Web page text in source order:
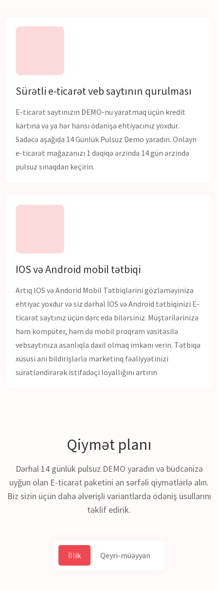
Sürətli e-ticarət veb saytının qurulması
E-ticarət saytınızın DEMO-nu yaratmaq üçün kredit
kartına və ya hər hansı ödənişə ehtiyacınız yoxdur.
Sadəcə aşağıda 14 Günlük Pulsuz Demo yaradın. Onlayn
e-ticarət mağazanızı 1 dəqiqə ərzində 14 gün ərzində
pulsuz sınaqdan keçirin.
IOS və Android mobil tətbiqi
Artıq IOS və Andorid Mobil Tətbiqlərini gözləməyinizə
ehtiyac yoxdur və siz dərhal İOS və Android tətbiqinizi E-
ticarət saytınız üçün dərc edə bilərsiniz. Müştərilərinizə
həm kompüter, həm də mobil proqram vasitəsilə
vebsaytınıza asanlıqla daxil olmaq imkanı verin. Tətbiqə
xüsusi ani bildirişlərlə marketinq fəaliyyətinizi
sürətləndirərək istifadəçi loyallığını artırın
Qiymət planı
Dərhal 14 günlük pulsuz DEMO yaradın və büdcənizə
uyğun olan E-ticarət paketini ən sərfəli qiymətlərlə alın.
Biz sizin üçün daha əlverişli variantlarda ödəniş üsullarını
təklif edirik.
İllik Qeyri-müəyyən